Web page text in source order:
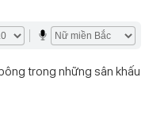
trong những sân khấu